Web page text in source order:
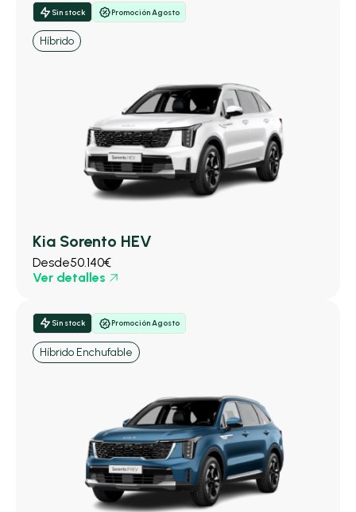
Sin stock Promoción Agosto
Híbrido
Kia Sorento HEV
Desde50.140€
Ver detalles
Sin stock Promoción Agosto
Híbrido Enchufable